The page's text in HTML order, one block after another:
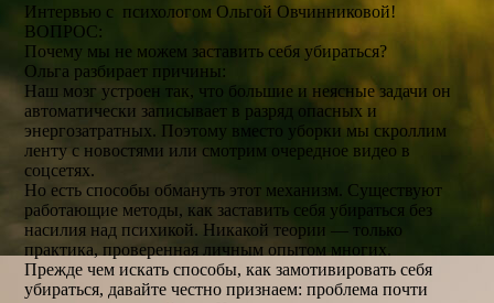
Интервью с психологом Ольгой Овчинниковой!
ВОПРОС:
Почему мы не можем заставить себя убираться?
Ольга разбирает причины:
Наш мозг устроен так, что большие и неясные задачи он
автоматически записывает в разряд опасных и
энергозатратных. Поэтому вместо уборки мы скроллим
ленту с новостями или смотрим очередное видео в
соцсетях.
Но есть способы обмануть этот механизм. Существуют
работающие методы, как заставить себя убираться без
насилия над психикой. Никакой теории — только
практика, проверенная личным опытом многих.
Прежде чем искать способы, как замотивировать себя
убираться, давайте честно признаем: проблема почти